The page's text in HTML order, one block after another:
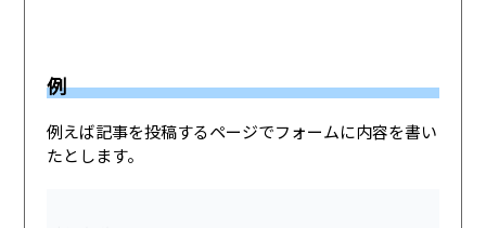
例
例えば記事を投稿するページでフォームに内容を書い
たとします。